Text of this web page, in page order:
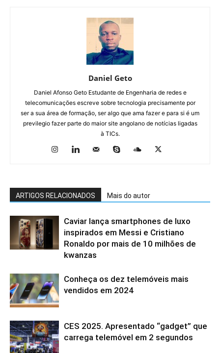
Daniel Geto
Daniel Afonso Geto Estudante de Engenharia de redes e
telecomunicações escreve sobre tecnologia precisamente por
ser a sua área de formação, ser algo que ama fazer e para si é um
previlegio fazer parte do maior site angolano de notícias ligadas
à TICs.
ARTIGOS RELACIONADOS Mais do autor
Caviar lança smartphones de luxo
inspirados em Messi e Cristiano
Ronaldo por mais de 10 milhões de
kwanzas
Conheça os dez telemóveis mais
vendidos em 2024
CES 2025. Apresentado “gadget” que
carrega telemóvel em 2 segundos